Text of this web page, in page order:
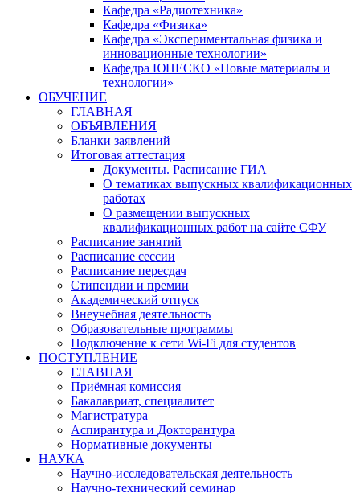
Кафедра «Радиотехника»
Кафедра «Физика»
Кафедра «Экспериментальная физика и
инновационные технологии»
Кафедра ЮНЕСКО «Новые материалы и
технологии»
ОБУЧЕНИЕ
ГЛАВНАЯ
ОБЪЯВЛЕНИЯ
Бланки заявлений
Итоговая аттестация
Документы. Расписание ГИА
О тематиках выпускных квалификационных
работах
О размещении выпускных
квалификационных работ на сайте СФУ
Расписание занятий
Расписание сессии
Расписание пересдач
Стипендии и премии
Академический отпуск
Внеучебная деятельность
Образовательные программы
Подключение к сети Wi-Fi для студентов
ПОСТУПЛЕНИЕ
ГЛАВНАЯ
Приёмная комиссия
Бакалавриат, специалитет
Магистратура
Аспирантура и Докторантура
Нормативные документы
НАУКА
Научно-исследовательская деятельность
Научно-технический семинар